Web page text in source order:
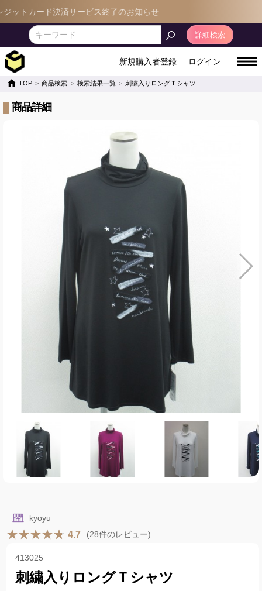
カード決済サービス終了のお知らせ
詳細検索
新規購入者登録 ログイン
TOP 商品検索 検索結果一覧 刺繍入りロングＴシャツ
商品詳細
kyoyu
4.7 (28件のレビュー)
413025
刺繍入りロングＴシャツ